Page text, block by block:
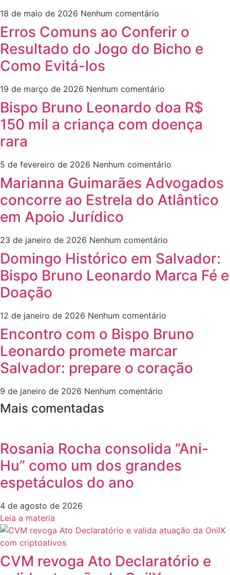
18 de maio de 2026 Nenhum comentário
Erros Comuns ao Conferir o
Resultado do Jogo do Bicho e
Como Evitá-los
19 de março de 2026 Nenhum comentário
Bispo Bruno Leonardo doa R$
150 mil a criança com doença
rara
5 de fevereiro de 2026 Nenhum comentário
Marianna Guimarães Advogados
concorre ao Estrela do Atlântico
em Apoio Jurídico
23 de janeiro de 2026 Nenhum comentário
Domingo Histórico em Salvador:
Bispo Bruno Leonardo Marca Fé e
Doação
12 de janeiro de 2026 Nenhum comentário
Encontro com o Bispo Bruno
Leonardo promete marcar
Salvador: prepare o coração
9 de janeiro de 2026 Nenhum comentário
Mais comentadas
Rosania Rocha consolida “Ani-
Hu” como um dos grandes
espetáculos do ano
4 de agosto de 2026
Leia a materia
CVM revoga Ato Declaratório e